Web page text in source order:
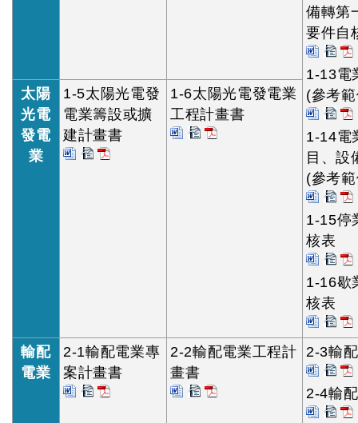
備轉第
要件自
1-13電
(參考
1-14電
目、設
(參考
1-15停
核表
1-16歇
核表
太陽
光電
發電
業
1-5太陽光電發
電業籌設或擴
建計畫書
1-6太陽光電發電業
工程計畫書
輸配
電業
2-1輸配電業專
案計畫書
2-2輸配電業工程計
畫書
2-3輸
2-4輸